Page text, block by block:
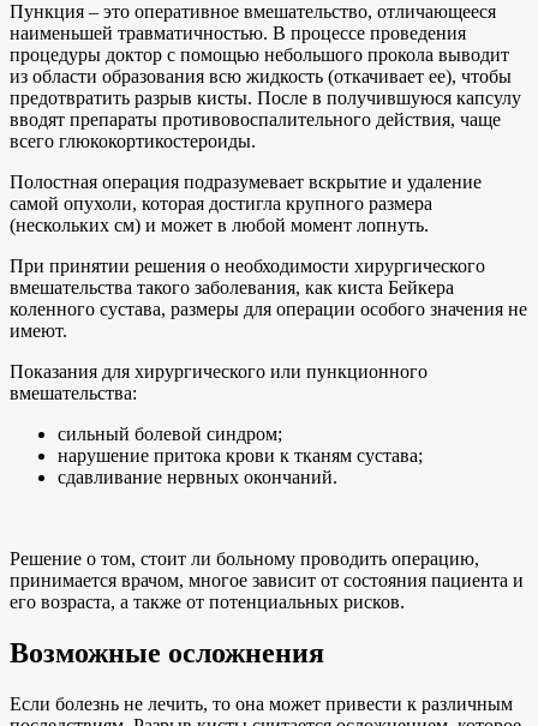
Пункция – это оперативное вмешательство, отличающееся
наименьшей травматичностью. В процессе проведения
процедуры доктор с помощью небольшого прокола выводит
из области образования всю жидкость (откачивает ее), чтобы
предотвратить разрыв кисты. После в получившуюся капсулу
вводят препараты противовоспалительного действия, чаще
всего глюкокортикостероиды.
Полостная операция подразумевает вскрытие и удаление
самой опухоли, которая достигла крупного размера
(нескольких см) и может в любой момент лопнуть.
При принятии решения о необходимости хирургического
вмешательства такого заболевания, как киста Бейкера
коленного сустава, размеры для операции особого значения не
имеют.
Показания для хирургического или пункционного
вмешательства:
сильный болевой синдром;
нарушение притока крови к тканям сустава;
сдавливание нервных окончаний.
Решение о том, стоит ли больному проводить операцию,
принимается врачом, многое зависит от состояния пациента и
его возраста, а также от потенциальных рисков.
Возможные осложнения
Если болезнь не лечить, то она может привести к различным